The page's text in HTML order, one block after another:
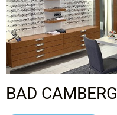
BAD CAMBERG